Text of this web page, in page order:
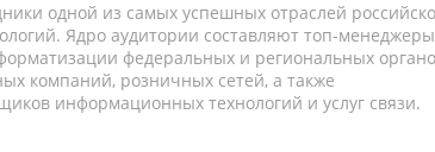
одной из самых успешных отраслей
Ядро аудитории составляют топ-
федеральных и региональных
компаний, розничных сетей, а также
информационных технологий и услуг связи.